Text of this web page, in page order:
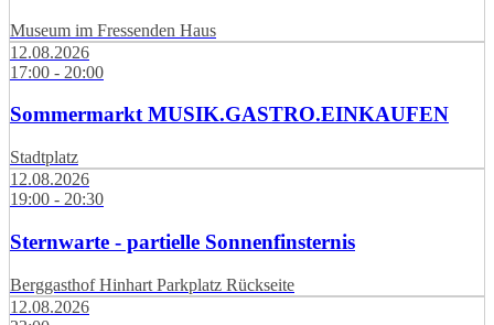
Museum im Fressenden Haus
12.08.2026
17:00 - 20:00
Sommermarkt MUSIK.GASTRO.EINKAUFEN
Stadtplatz
12.08.2026
19:00 - 20:30
Sternwarte - partielle Sonnenfinsternis
Berggasthof Hinhart Parkplatz Rückseite
12.08.2026